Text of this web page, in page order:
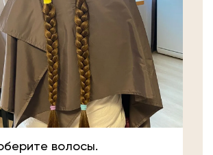
волосы.